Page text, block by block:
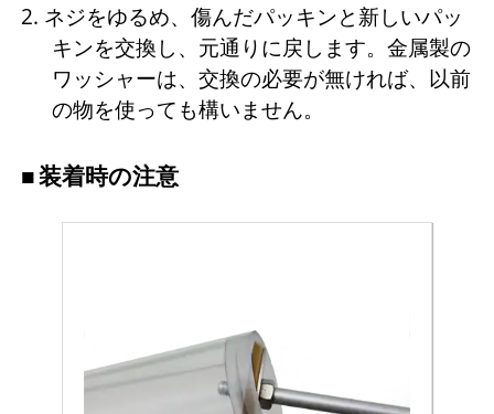
2. ネジをゆるめ、傷んだパッキンと新しいパッ
キンを交換し、元通りに戻します。金属製の
ワッシャーは、交換の必要が無ければ、以前
の物を使っても構いません。
装着時の注意